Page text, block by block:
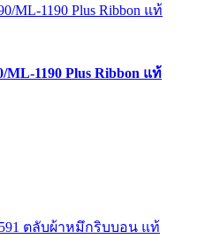
ML-1190 Plus Ribbon แท้